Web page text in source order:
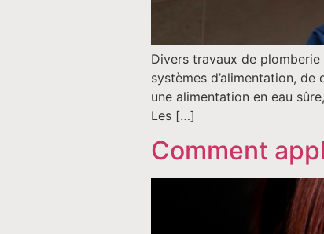
Divers travaux de plomberie
systèmes d’alimentation,
une alimentation en eau
Les […]
Comment